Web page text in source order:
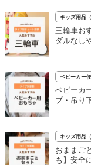
キッズ用品
三輪車お
ダルなし
ベビーカー
ベビーカ
プ・吊り
キッズ用品
おままご
も】安全